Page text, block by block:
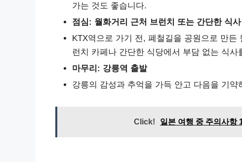
가는 것도 좋습니다.
점심: 월화거리 근처 브런치 또는 간단한 식사
KTX역으로 가기 전, 폐철길을 공원으로 만
런치 카페나 간단한 식당에서 부담 없는 식
마무리: 강릉역 출발
강릉의 감성과 추억을 가득 안고 다음을 기약
Click! 일본 여행 중 주의사항